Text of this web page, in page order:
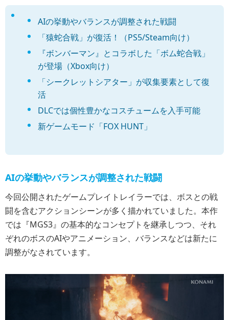
AIの挙動やバランスが調整された戦闘
「猿蛇合戦」が復活！（PS5/Steam向け）
『ボンバーマン』とコラボした「ボム蛇合戦」
が登場（Xbox向け）
「シークレットシアター」が収集要素として復
活
DLCでは個性豊かなコスチュームを入手可能
新ゲームモード「FOX HUNT」
AIの挙動やバランスが調整された戦闘
今回公開されたゲームプレイトレイラーでは、ボスとの戦
闘を含むアクションシーンが多く描かれていました。本作
では『MGS3』の基本的なコンセプトを継承しつつ、それ
ぞれのボスのAIやアニメーション、バランスなどは新たに
調整がなされています。